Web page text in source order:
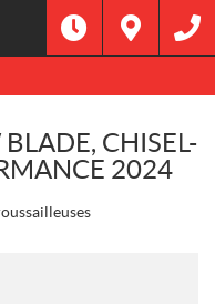
CHISEL-
2024